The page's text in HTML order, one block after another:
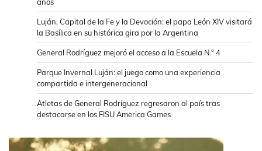
años
Luján, Capital de la Fe y la Devoción: el papa León XIV visitará
la Basílica en su histórica gira por la Argentina
General Rodríguez mejoró el acceso a la Escuela N.° 4
Parque Invernal Luján: el juego como una experiencia
compartida e intergeneracional
Atletas de General Rodríguez regresaron al país tras
destacarse en los FISU America Games